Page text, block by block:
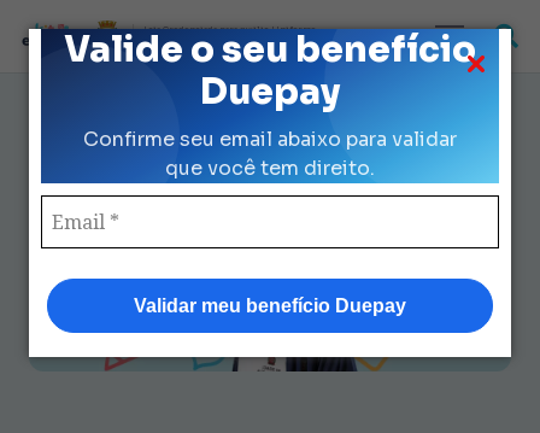
Valide o seu benefício
Duepay
Confirme seu email abaixo para validar
que você tem direito.
Validar meu benefício Duepay
Loja Credenciada para auxilio Uniforme
e Kit Escolar da Prefeitura de São Paulo
Uniforme Escolar Duepay como
adquirir.